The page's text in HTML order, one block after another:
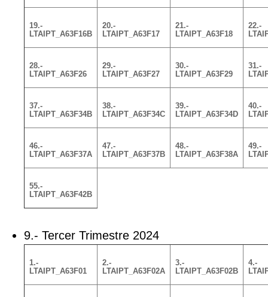
19.-
LTAIPT_A63F16B
20.-
LTAIPT_A63F17
21.-
LTAIPT_A63F18
22.-
28.-
LTAIPT_A63F26
29.-
LTAIPT_A63F27
30.-
LTAIPT_A63F29
31.-
37.-
LTAIPT_A63F34B
38.-
LTAIPT_A63F34C
39.-
LTAIPT_A63F34D
40.-
46.-
LTAIPT_A63F37A
47.-
LTAIPT_A63F37B
48.-
LTAIPT_A63F38A
49.-
55.-
LTAIPT_A63F42B
9.- Tercer Trimestre 2024
1.-
LTAIPT_A63F01
2.-
LTAIPT_A63F02A
3.-
LTAIPT_A63F02B
4.-